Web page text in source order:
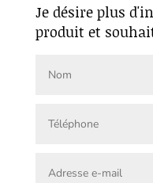
Je désire plus
produit et